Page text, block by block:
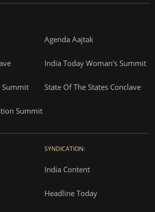
Agenda Aajtak
India Today Woman's Summit
Summit State Of The States Conclave
Summit
SYNDICATION:
India Content
Headline Today